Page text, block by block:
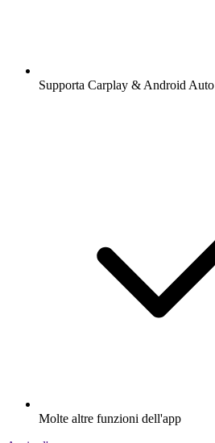
Supporta Carplay & Android Auto
Molte altre funzioni dell'app